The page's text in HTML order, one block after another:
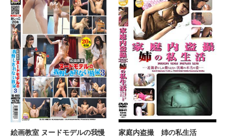
絵画教室 ヌードモデルの我慢
家庭内盗撮 姉の私生活